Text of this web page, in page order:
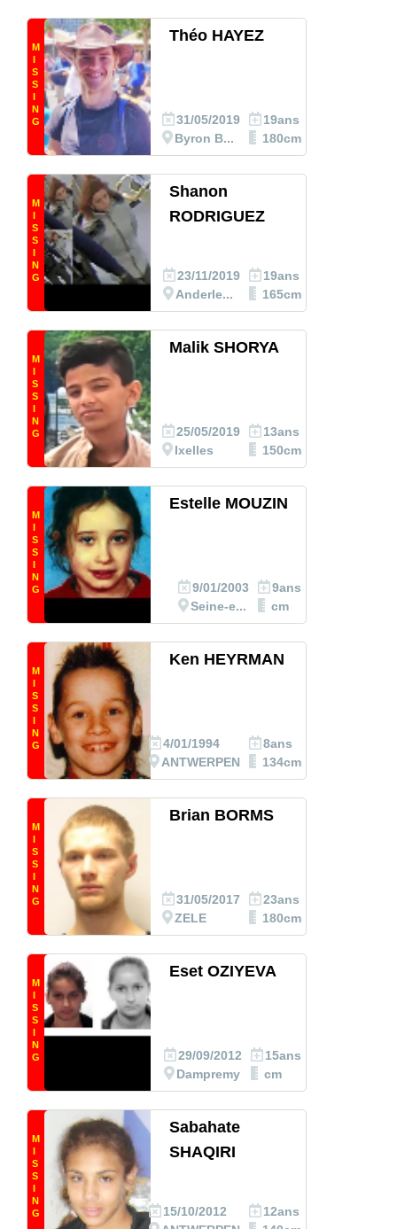
M
I
S
S
I
N
G
Théo HAYEZ
31/05/2019
Byron B...
19ans
180cm
M
I
S
S
I
N
G
Shanon
RODRIGUEZ
23/11/2019
Anderle...
19ans
165cm
M
I
S
S
I
N
G
Malik SHORYA
25/05/2019
Ixelles
13ans
150cm
M
I
S
S
I
N
G
Estelle MOUZIN
9/01/2003
Seine-e...
9ans
cm
M
I
S
S
I
N
G
Ken HEYRMAN
4/01/1994
ANTWERPEN
8ans
134cm
M
I
S
S
I
N
G
Brian BORMS
31/05/2017
ZELE
23ans
180cm
M
I
S
S
I
N
G
Eset OZIYEVA
29/09/2012
Dampremy
15ans
cm
M
I
S
S
I
N
G
Sabahate
SHAQIRI
15/10/2012
12ans